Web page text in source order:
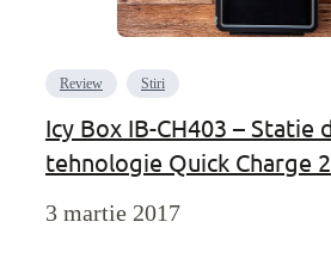
Review Stiri
Icy Box IB-CH403 – Statie
tehnologie Quick Charge
3 martie 2017